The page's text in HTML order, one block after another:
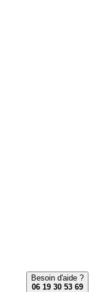
Besoin d'aide ?
06 19 30 53 69